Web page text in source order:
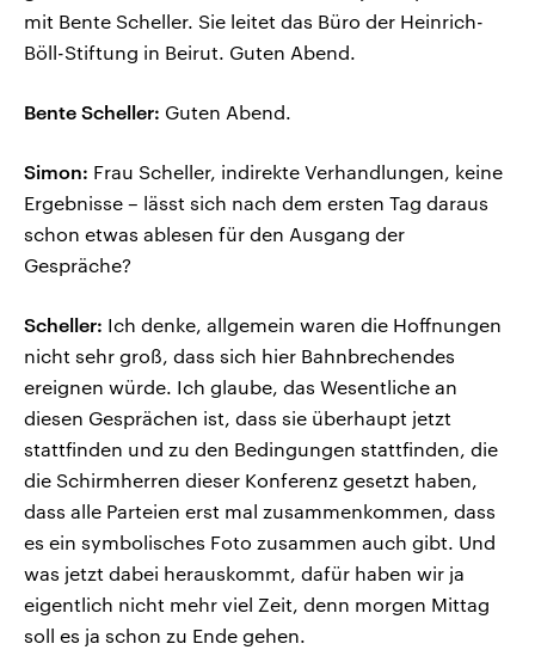
mit Bente Scheller. Sie leitet das Büro der Heinrich-
Böll-Stiftung in Beirut. Guten Abend.
Bente Scheller: Guten Abend.
Simon: Frau Scheller, indirekte Verhandlungen, keine
Ergebnisse – lässt sich nach dem ersten Tag daraus
schon etwas ablesen für den Ausgang der
Gespräche?
Scheller: Ich denke, allgemein waren die Hoffnungen
nicht sehr groß, dass sich hier Bahnbrechendes
ereignen würde. Ich glaube, das Wesentliche an
diesen Gesprächen ist, dass sie überhaupt jetzt
stattfinden und zu den Bedingungen stattfinden, die
die Schirmherren dieser Konferenz gesetzt haben,
dass alle Parteien erst mal zusammenkommen, dass
es ein symbolisches Foto zusammen auch gibt. Und
was jetzt dabei herauskommt, dafür haben wir ja
eigentlich nicht mehr viel Zeit, denn morgen Mittag
soll es ja schon zu Ende gehen.